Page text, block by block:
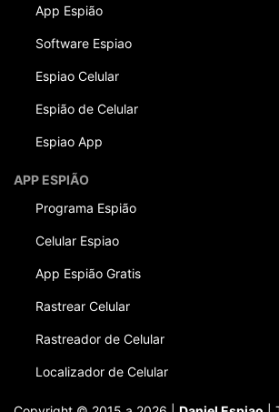
App Espião
Software Espiao
Espiao Celular
Espião de Celular
Espiao App
APP ESPIÃO
Programa Espião
Celular Espiao
App Espião Gratis
Rastrear Celular
Rastreador de Celular
Localizador de Celular